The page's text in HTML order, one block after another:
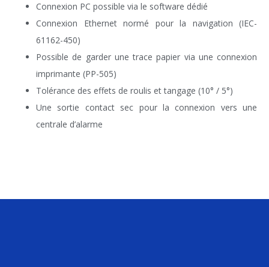
Connexion PC possible via le software dédié
Connexion Ethernet normé pour la navigation (IEC-
61162-450)
Possible de garder une trace papier via une connexion
imprimante (PP-505)
Tolérance des effets de roulis et tangage (10° / 5°)
Une sortie contact sec pour la connexion vers une
centrale d’alarme